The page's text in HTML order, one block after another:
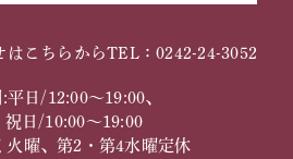
はこちらからTEL：0242-24-3052
平日/12:00～19:00、
祝日/10:00～19:00
曜、第2・第4水曜定休